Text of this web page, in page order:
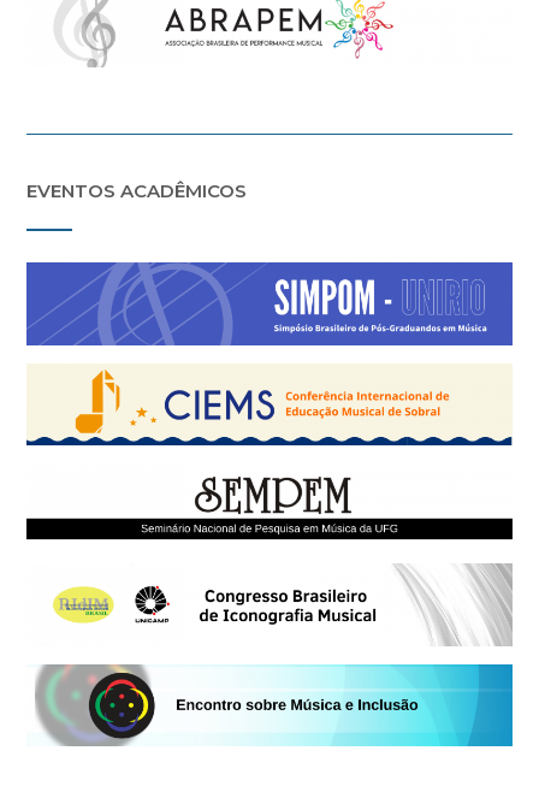
EVENTOS ACADÊMICOS